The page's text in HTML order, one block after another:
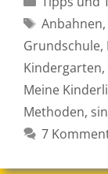
Anbahnen,
Grundschule,
Kindergarten,
Meine
Methoden,
7